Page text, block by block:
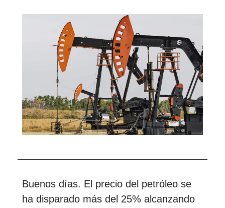
Buenos días. El precio del petróleo se
ha disparado más del 25% alcanzando